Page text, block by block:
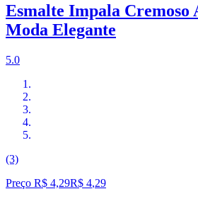
Esmalte Impala Cremoso
Moda Elegante
5.0
(3)
Preço R$ 4,29R$ 4,29